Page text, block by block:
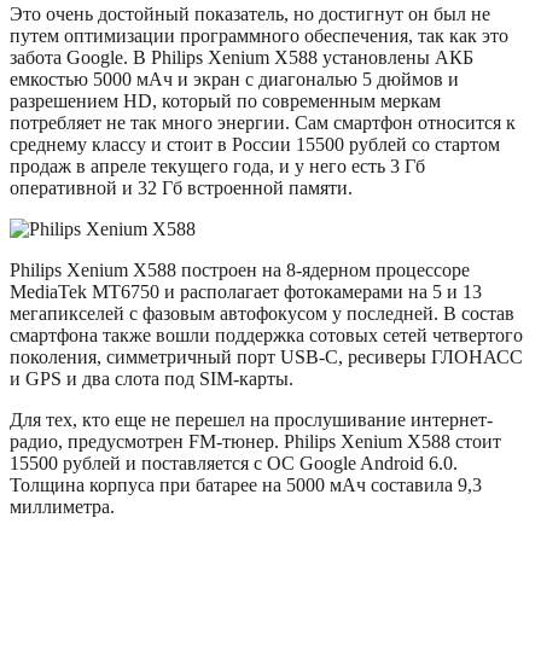
Это очень достойный показатель, но достигнут он был не
путем оптимизации программного обеспечения, так как это
забота Google. В Philips Xenium X588 установлены АКБ
емкостью 5000 мАч и экран с диагональю 5 дюймов и
разрешением HD, который по современным меркам
потребляет не так много энергии. Сам смартфон относится к
среднему классу и стоит в России 15500 рублей со стартом
продаж в апреле текущего года, и у него есть 3 Гб
оперативной и 32 Гб встроенной памяти.
Philips Xenium X588 построен на 8-ядерном процессоре
MediaTek MT6750 и располагает фотокамерами на 5 и 13
мегапикселей с фазовым автофокусом у последней. В состав
смартфона также вошли поддержка сотовых сетей четвертого
поколения, симметричный порт USB-C, ресиверы ГЛОНАСС
и GPS и два слота под SIM-карты.
Для тех, кто еще не перешел на прослушивание интернет-
радио, предусмотрен FM-тюнер. Philips Xenium X588 стоит
15500 рублей и поставляется с ОС Google Android 6.0.
Толщина корпуса при батарее на 5000 мАч составила 9,3
миллиметра.